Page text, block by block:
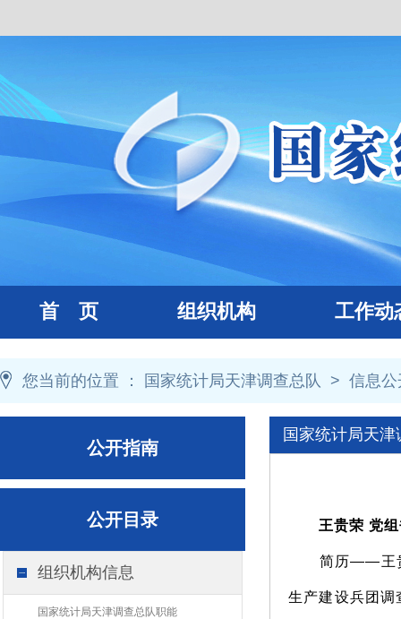
首 页 组织机构 工作动
您当前的位置 ： 国家统计局天津调查总队 > 信息公
公开指南
公开目录
组织机构信息
国家统计局天津调查总队职能
国家统计局天
王贵荣 党组
简历——王贵荣
生产建设兵团